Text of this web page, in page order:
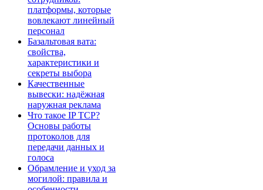
платформы, которые
вовлекают линейный
персонал
Базальтовая вата:
свойства,
характеристики и
секреты выбора
Качественные
вывески: надёжная
наружная реклама
Что такое IP TCP?
Основы работы
протоколов для
передачи данных и
голоса
Обрамление и уход за
могилой: правила и